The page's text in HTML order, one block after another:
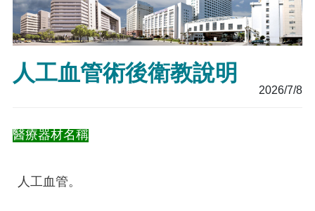
人工血管術後衛教說明
2026/7/8
醫療器材名稱
人工血管。